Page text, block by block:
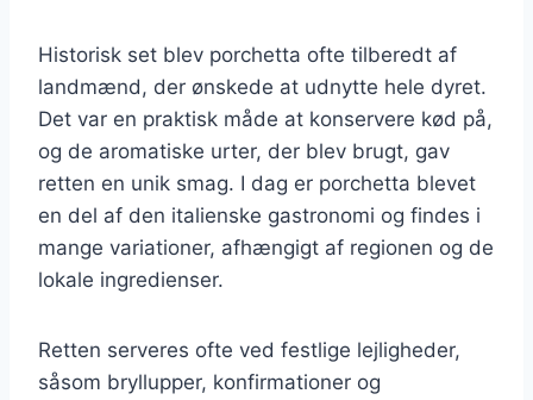
Historisk set blev porchetta ofte tilberedt af
landmænd, der ønskede at udnytte hele dyret.
Det var en praktisk måde at konservere kød på,
og de aromatiske urter, der blev brugt, gav
retten en unik smag. I dag er porchetta blevet
en del af den italienske gastronomi og findes i
mange variationer, afhængigt af regionen og de
lokale ingredienser.
Retten serveres ofte ved festlige lejligheder,
såsom bryllupper, konfirmationer og